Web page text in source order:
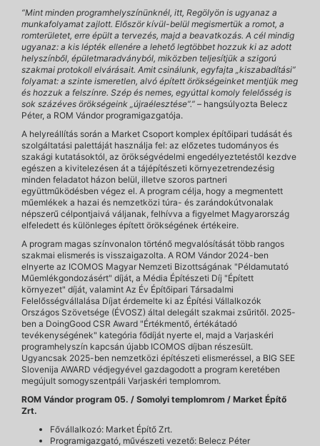
“Mint minden programhelyszínünknél, itt, Regölyön is ugyanaz a
munkafolyamat zajlott. Először kívül-belül megismertük a romot, a
romterületet, erre épült a tervezés, majd a beavatkozás. A cél mindig
ugyanaz: a kis lépték ellenére a lehető legtöbbet hozzuk ki az adott
helyszínből, épületmaradványból, miközben teljesítjük a szigorú
szakmai protokoll elvárásait. Amit csinálunk, egyfajta „kiszabadítási”
folyamat: a szinte ismeretlen, alvó épített örökségeinket mentjük meg
és hozzuk a felszínre. Szép és nemes, egyúttal komoly felelősség is
sok százéves örökségeink „újraélesztése”.” – hangsúlyozta Belecz
Péter, a ROM Vándor programigazgatója.
A helyreállítás során a Market Csoport komplex építőipari tudását és
szolgáltatási palettáját használja fel: az előzetes tudományos és
szakági kutatásoktól, az örökségvédelmi engedélyeztetéstől kezdve
egészen a kivitelezésen át a tájépítészeti környezetrendezésig
minden feladatot házon belül, illetve szoros partneri
együttműködésben végez el. A program célja, hogy a megmentett
műemlékek a hazai és nemzetközi túra- és zarándokútvonalak
népszerű célpontjaivá váljanak, felhívva a figyelmet Magyarország
elfeledett és különleges épített örökségének értékeire.
A program magas színvonalon történő megvalósítását több rangos
szakmai elismerés is visszaigazolta. A ROM Vándor 2024-ben
elnyerte az ICOMOS Magyar Nemzeti Bizottságának "Példamutató
Műemlékgondozásért" díját, a Média Építészeti Díj "Épített
környezet" díját, valamint Az Év Építőipari Társadalmi
Felelősségvállalása Díjat érdemelte ki az Építési Vállalkozók
Országos Szövetsége (ÉVOSZ) által delegált szakmai zsűritől. 2025-
ben a DoingGood CSR Award "Értékmentő, értékátadó
tevékenységének" kategória fődíját nyerte el, majd a Varjaskéri
programhelyszín kapcsán újabb ICOMOS díjban részesült.
Ugyancsak 2025-ben nemzetközi építészeti elismeréssel, a BIG SEE
Slovenija AWARD védjegyével gazdagodott a program keretében
megújult somogyszentpáli Varjaskéri templomrom.
ROM Vándor program 05. / Somolyi templomrom / Market Építő
Zrt.
Fővállalkozó: Market Építő Zrt.
Programigazgató, művészeti vezető: Belecz Péter